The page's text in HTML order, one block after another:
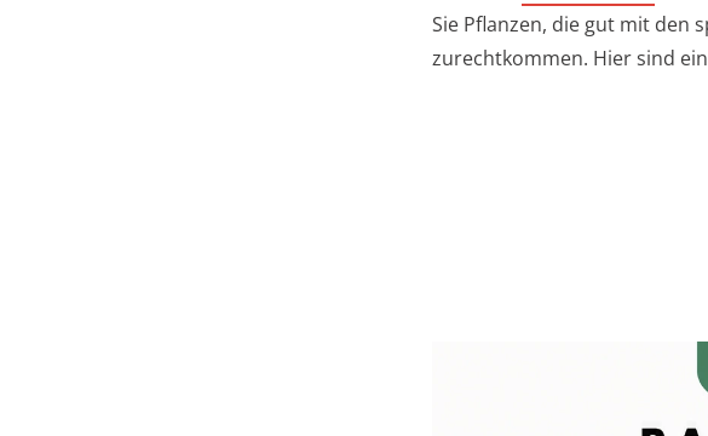
Sie Pflanzen, die gut mit den
zurechtkommen. Hier sind